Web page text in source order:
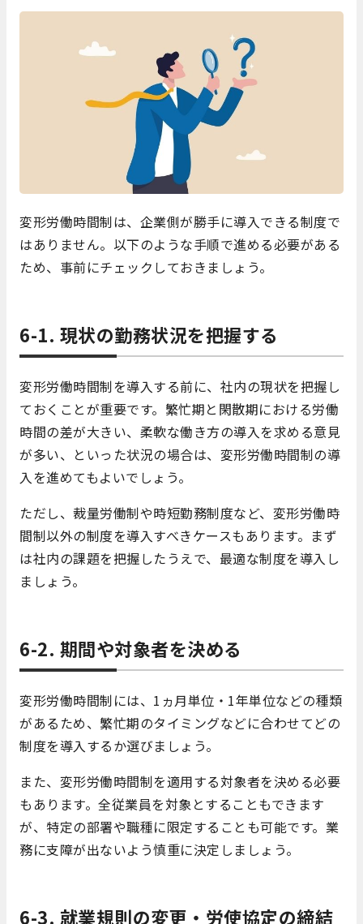
変形労働時間制は、企業側が勝手に導入できる制度で
はありません。以下のような手順で進める必要がある
ため、事前にチェックしておきましょう。
6-1. 現状の勤務状況を把握する
変形労働時間制を導入する前に、社内の現状を把握し
ておくことが重要です。繁忙期と閑散期における労働
時間の差が大きい、柔軟な働き方の導入を求める意見
が多い、といった状況の場合は、変形労働時間制の導
入を進めてもよいでしょう。
ただし、裁量労働制や時短勤務制度など、変形労働時
間制以外の制度を導入すべきケースもあります。まず
は社内の課題を把握したうえで、最適な制度を導入し
ましょう。
6-2. 期間や対象者を決める
変形労働時間制には、1ヵ月単位・1年単位などの種類
があるため、繁忙期のタイミングなどに合わせてどの
制度を導入するか選びましょう。
また、変形労働時間制を適用する対象者を決める必要
もあります。全従業員を対象とすることもできます
が、特定の部署や職種に限定することも可能です。業
務に支障が出ないよう慎重に決定しましょう。
6-3. 就業規則の変更・労使協定の締結